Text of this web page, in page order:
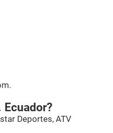
Ecuador?
Deportes, ATV